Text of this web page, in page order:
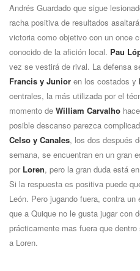
Andrés Guardado que sigue
racha positiva de resultados
victoria como objetivo con un once
conocido de la afición local. Pau
vez se vestirá de rival. La defensa
Francis y Junior en los costados y
centrales, la más utilizada por el
momento de William Carvalho
posible descanso parezca
Celso y Canales, los dos después
semana, se encuentran en un gran
por Loren, pero la gran duda está
Si la respuesta es positiva puede
León. Pero jugando fuera, contra
que a Quique no le gusta jugar con
prácticamente mas fuera que dentro
a Loren.